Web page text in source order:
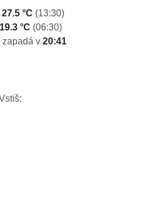
27.5 °C (13:30)
19.3 °C (06:30)
zapadá v 20:41